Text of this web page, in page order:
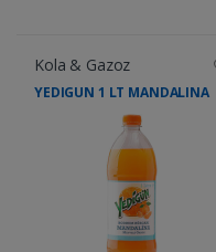
Kola & Gazoz
YEDIGUN 1 LT MANDALINA